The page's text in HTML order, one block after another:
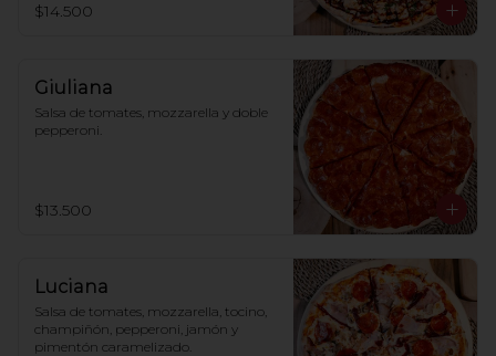
$14.500
Giuliana
Salsa de tomates, mozzarella y doble
pepperoni.
$13.500
Luciana
Salsa de tomates, mozzarella, tocino,
champiñón, pepperoni, jamón y
pimentón caramelizado.